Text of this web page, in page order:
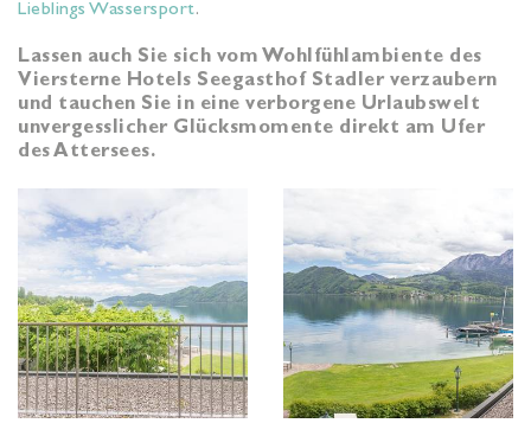
Lieblings Wassersport.
Lassen auch Sie sich vom Wohlfühlambiente des
Viersterne Hotels Seegasthof Stadler verzaubern
und tauchen Sie in eine verborgene Urlaubswelt
unvergesslicher Glücksmomente direkt am Ufer
des Attersees.